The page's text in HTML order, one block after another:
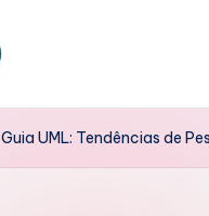
Guia UML: Tendências de